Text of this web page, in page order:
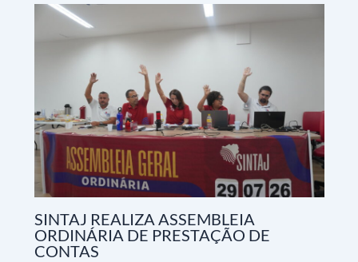
SINTAJ REALIZA ASSEMBLEIA
ORDINÁRIA DE PRESTAÇÃO DE
CONTAS